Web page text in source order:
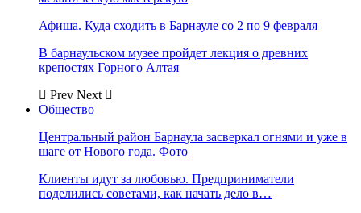
Афиша. Куда сходить в Барнауле со 2 по 9 февраля
В барнаульском музее пройдет лекция о древних
крепостях Горного Алтая
Prev Next
Общество
Центральный район Барнаула засверкал огнями и уже в
шаге от Нового года. Фото
Клиенты идут за любовью. Предприниматели
поделились советами, как начать дело в…